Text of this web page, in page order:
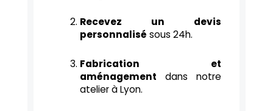
Recevez un devis
personnalisé sous 24h.
Fabrication et
aménagement dans notre
atelier à Lyon.